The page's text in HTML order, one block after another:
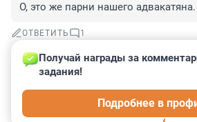
О, это же парни нашего адвакатяна.
ОТВЕТИТЬ 1
Гость
4 июня 2025, 17:04
Да, пацаны явно не теряют
Получай награды за
задания!
Подробнее в